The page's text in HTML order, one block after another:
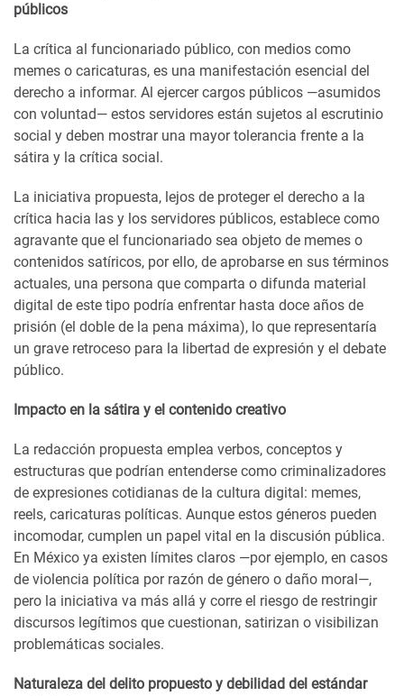
públicos
La crítica al funcionariado público, con medios como
memes o caricaturas, es una manifestación esencial del
derecho a informar. Al ejercer cargos públicos —asumidos
con voluntad— estos servidores están sujetos al escrutinio
social y deben mostrar una mayor tolerancia frente a la
sátira y la crítica social.
La iniciativa propuesta, lejos de proteger el derecho a la
crítica hacia las y los servidores públicos, establece como
agravante que el funcionariado sea objeto de memes o
contenidos satíricos, por ello, de aprobarse en sus términos
actuales, una persona que comparta o difunda material
digital de este tipo podría enfrentar hasta doce años de
prisión (el doble de la pena máxima), lo que representaría
un grave retroceso para la libertad de expresión y el debate
público.
Impacto en la sátira y el contenido creativo
La redacción propuesta emplea verbos, conceptos y
estructuras que podrían entenderse como criminalizadores
de expresiones cotidianas de la cultura digital: memes,
reels, caricaturas políticas. Aunque estos géneros pueden
incomodar, cumplen un papel vital en la discusión pública.
En México ya existen límites claros —por ejemplo, en casos
de violencia política por razón de género o daño moral—,
pero la iniciativa va más allá y corre el riesgo de restringir
discursos legítimos que cuestionan, satirizan o visibilizan
problemáticas sociales.
Naturaleza del delito propuesto y debilidad del estándar